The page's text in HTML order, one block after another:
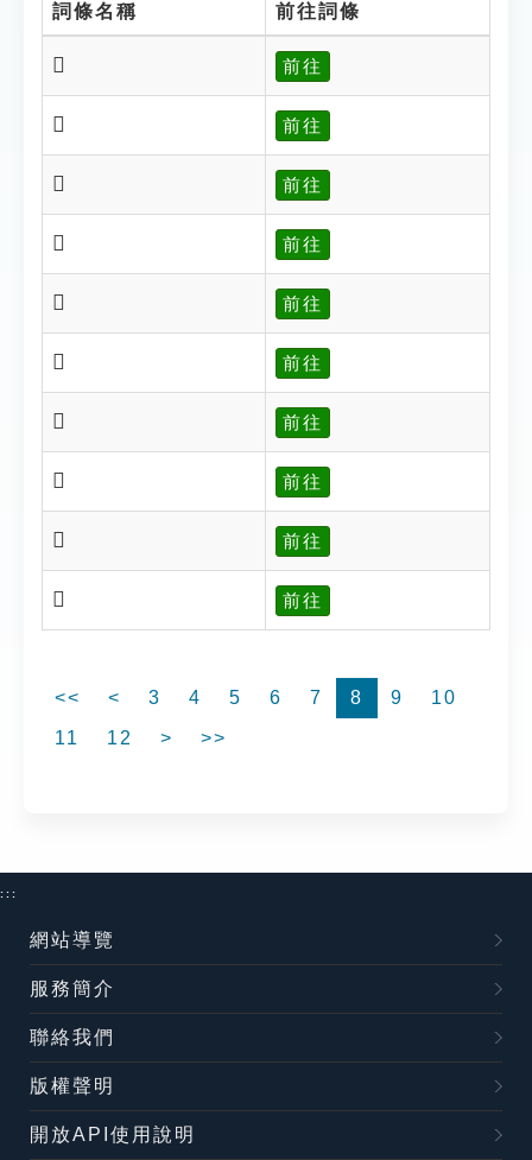
詞條名稱 前往詞條
𡆰 前往
𡆲 前往
𡆳 前往
𡆴 前往
𡆷 前往
𡆸 前往
𡆻 前往
𡆼 前往
𡆾 前往
𡆵 前往
<< < 3 4 5 6 7 8 9
10
11
12 > >>
:::
網站導覽
服務簡介
聯絡我們
版權聲明
開放API使用說明